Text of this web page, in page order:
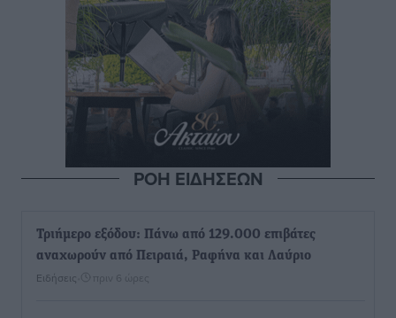
ΡΟΗ ΕΙΔΗΣΕΩΝ
Τριήμερο εξόδου: Πάνω από 129.000 επιβάτες
αναχωρούν από Πειραιά, Ραφήνα και Λαύριο
Ειδήσεις πριν 6 ώρες